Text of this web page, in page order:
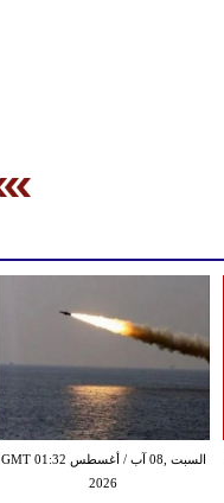
السبت ,08 آب / أغسطس GMT 01:32
2026